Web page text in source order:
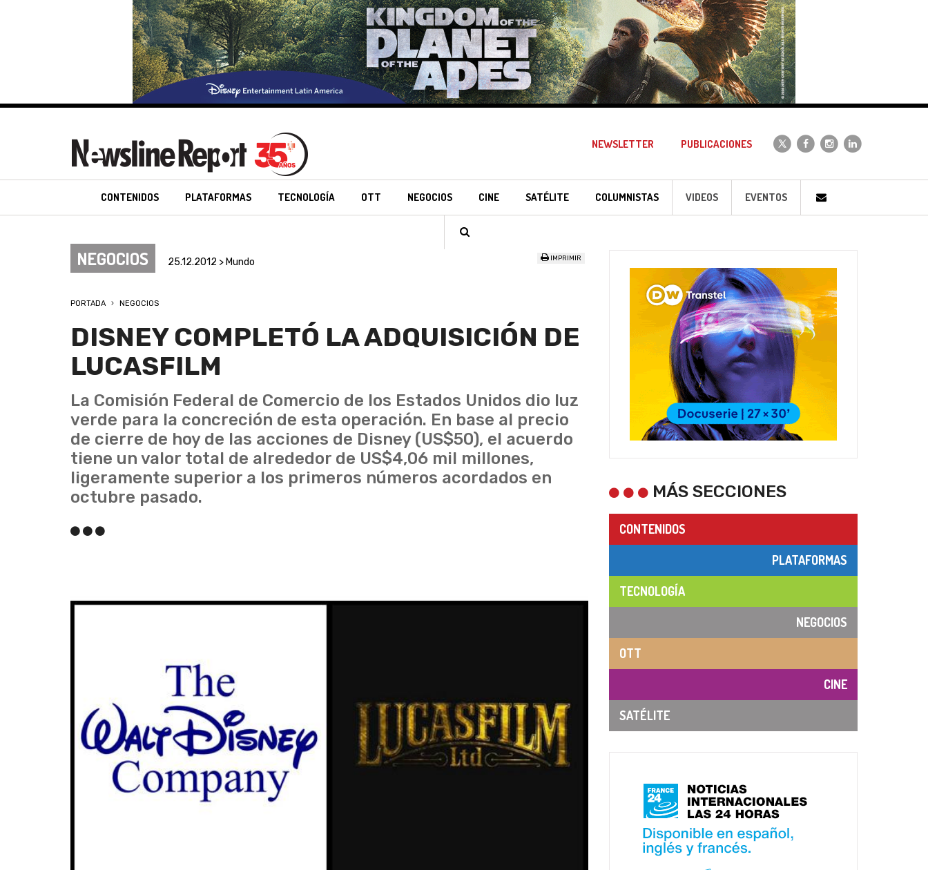
NEWSLETTER PUBLICACIONES
CONTENIDOS PLATAFORMAS TECNOLOGÍA OTT NEGOCIOS CINE SATÉLITE COLUMNISTAS VIDEOS EVENTOS
NEGOCIOS 25.12.2012 > Mundo IMPRIMIR
PORTADA NEGOCIOS
DISNEY COMPLETÓ LA ADQUISICIÓN DE
LUCASFILM
La Comisión Federal de Comercio de los Estados Unidos dio luz
verde para la concreción de esta operación. En base al precio
de cierre de hoy de las acciones de Disney (US$50), el acuerdo
tiene un valor total de alrededor de US$4,06 mil millones,
ligeramente superior a los primeros números acordados en
octubre pasado.
MÁS SECCIONES
CONTENIDOS
PLATAFORMAS
TECNOLOGÍA
NEGOCIOS
OTT
CINE
SATÉLITE